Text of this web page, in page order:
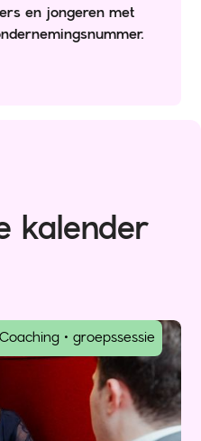
en jongeren met
kalender
Coaching • groepssessie